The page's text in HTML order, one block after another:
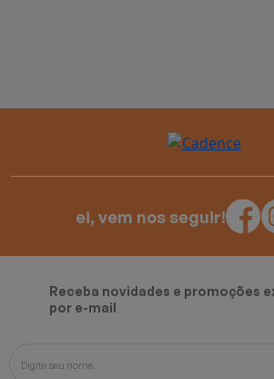
ei, vem nos seguir!
Receba novidades e promoções
por e-mail